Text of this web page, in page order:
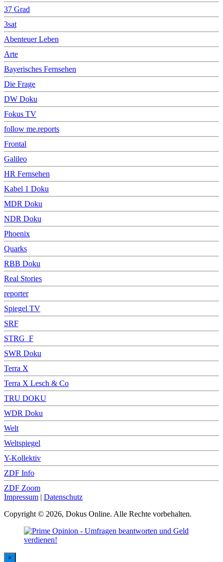
37 Grad
3sat
Abenteuer Leben
Arte
Bayerisches Fernsehen
Die Frage
DW Doku
Fokus TV
follow me.reports
Frontal
Galileo
HR Fernsehen
Kabel 1 Doku
MDR Doku
NDR Doku
Phoenix
Quarks
RBB Doku
Real Stories
reporter
Spiegel TV
SRF
STRG_F
SWR Doku
Terra X
Terra X Lesch & Co
TRU DOKU
WDR Doku
Welt
Weltspiegel
Y-Kollektiv
ZDF Info
ZDF Zoom
Impressum | Datenschutz
Copyright © 2026, Dokus Online. Alle Rechte vorbehalten.
×